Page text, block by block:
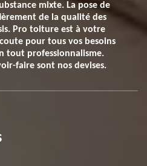
mixte. La pose de
de la qualité des
Pro toiture est à votre
pour tous vos besoins
tout professionnalisme.
faire sont nos devises.